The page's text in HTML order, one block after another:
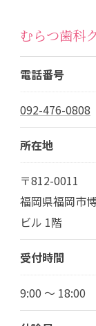
むらつ歯科
電話番号
092-476-0808
所在地
〒812-0011
福岡県福岡市
ビル 1階
受付時間
9:00 ～ 18:00